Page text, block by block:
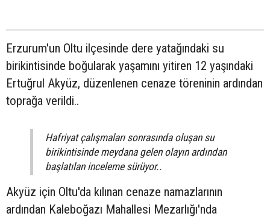
Erzurum'un Oltu ilçesinde dere yatağındaki su
birikintisinde boğularak yaşamını yitiren 12 yaşındaki
Ertuğrul Akyüz, düzenlenen cenaze töreninin ardından
toprağa verildi..
Hafriyat çalışmaları sonrasında oluşan su
birikintisinde meydana gelen olayın ardından
başlatılan inceleme sürüyor..
Akyüz için Oltu'da kılınan cenaze namazlarının
ardından Kaleboğazı Mahallesi Mezarlığı'nda